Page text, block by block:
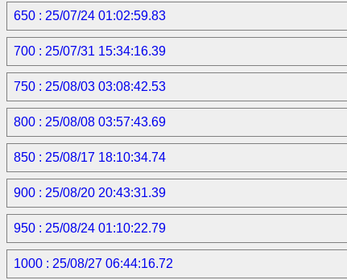
650 : 25/07/24 01:02:59.83
700 : 25/07/31 15:34:16.39
750 : 25/08/03 03:08:42.53
800 : 25/08/08 03:57:43.69
850 : 25/08/17 18:10:34.74
900 : 25/08/20 20:43:31.39
950 : 25/08/24 01:10:22.79
1000 : 25/08/27 06:44:16.72